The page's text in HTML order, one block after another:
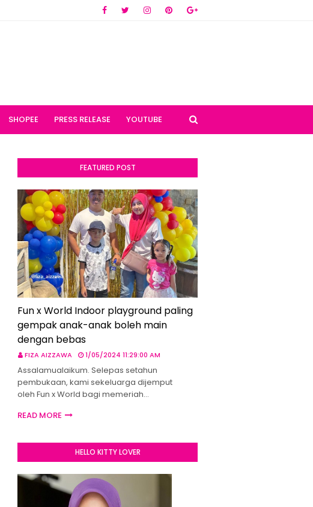
SHOPEE PRESS RELEASE YOUTUBE
FEATURED POST
Fun x World Indoor playground paling
gempak anak-anak boleh main
dengan bebas
FIZA AIZZAWA 1/05/2024 11:29:00 AM
Assalamualaikum. Selepas setahun
pembukaan, kami sekeluarga dijemput
oleh Fun x World bagi memeriah…
READ MORE
HELLO KITTY LOVER